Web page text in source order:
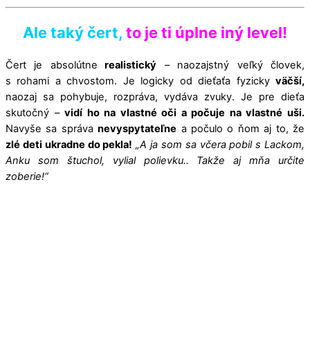
Ale taký čert, to je ti úplne iný level!
Čert je absolútne realistický – naozajstný veľký človek,
s rohami a chvostom. Je logicky od dieťaťa fyzicky väčší,
naozaj sa pohybuje, rozpráva, vydáva zvuky. Je pre dieťa
skutočný –vidí ho na vlastné oči a počuje na vlastné uši.
Navyše sa správanevyspytateľne a počulo o ňom aj to, že
zlé deti ukradne do pekla! „A ja som sa včera pobil s Lackom,
Anku som štuchol, vylial polievku.. Takže aj mňa určite
zoberie!“